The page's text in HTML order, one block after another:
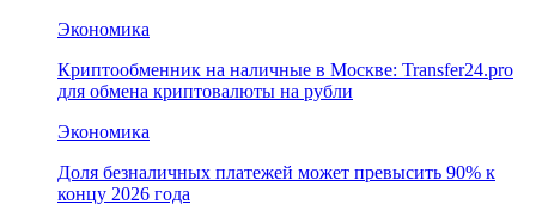
Экономика
Криптообменник на наличные в Москве: Transfer24.pro
для обмена криптовалюты на рубли
Экономика
Доля безналичных платежей может превысить 90% к
концу 2026 года